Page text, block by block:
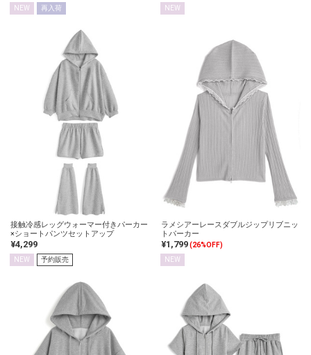
NEW
再入荷
NEW
接触冷感レッグウォーマー付きパーカー
×ショートパンツセットアップ
¥4,299
NEW 予約販売
ラメシアーレースダブルジップリブニッ
トパーカー
¥1,799(26%OFF)
NEW